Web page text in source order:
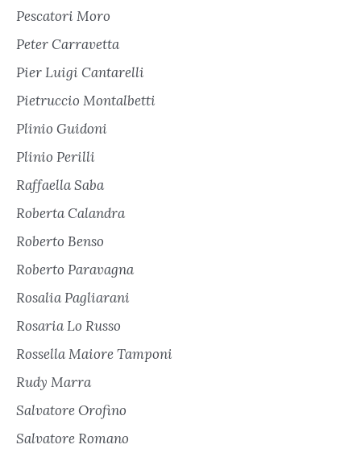
Pescatori Moro
Peter Carravetta
Pier Luigi Cantarelli
Pietruccio Montalbetti
Plinio Guidoni
Plinio Perilli
Raffaella Saba
Roberta Calandra
Roberto Benso
Roberto Paravagna
Rosalia Pagliarani
Rosaria Lo Russo
Rossella Maiore Tamponi
Rudy Marra
Salvatore Orofino
Salvatore Romano